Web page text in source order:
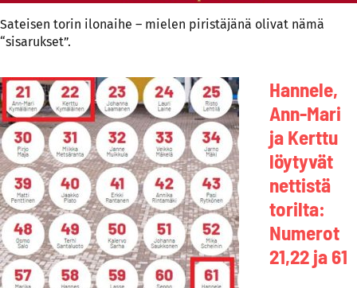
Sateisen torin ilonaihe – mielen piristäjänä olivat nämä
“sisarukset”.
Hannele,
Ann-Mari
ja Kerttu
löytyvät
nettistä
torilta:
Numerot
21,22 ja 61